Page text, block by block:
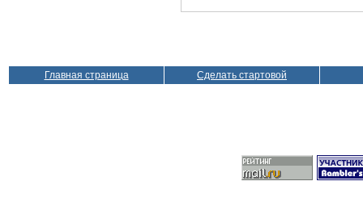
Главная страница Сделать стартовой